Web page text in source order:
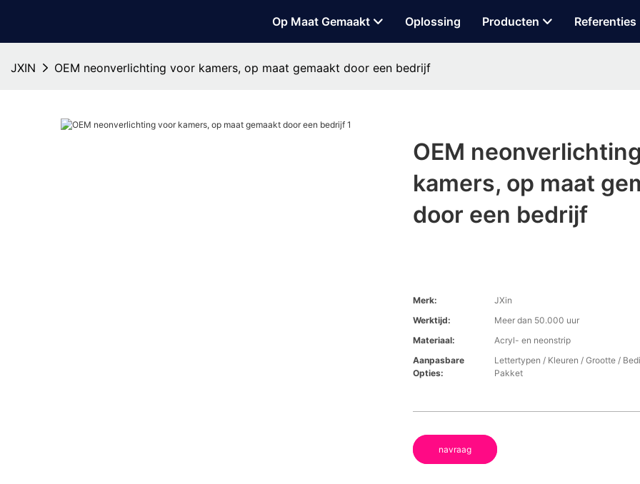
Op Maat Gemaakt Oplossing Producten Referenties
JXIN OEM neonverlichting voor kamers, op maat gemaakt door een bedrijf
OEM
kamers, op maat
door een bedrijf
Merk:
JXin
Werktijd:
Meer dan 50.000 uur
Materiaal:
Acryl- en neonstrip
Aanpasbare
Opties:
Lettertypen / Kleuren / Grootte /
Pakket
navraag